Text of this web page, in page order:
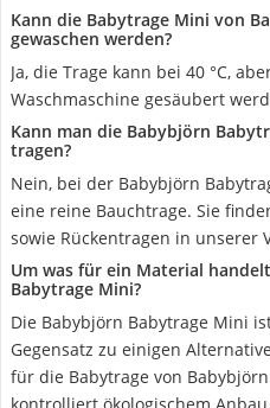
Kann die Babytrage Mini von
gewaschen werden?
Ja, die Trage kann bei 40 °C,
Waschmaschine gesäubert
Kann man die Babybjörn
tragen?
Nein, bei der Babybjörn
eine reine Bauchtrage. Sie
sowie Rückentragen in unserer
Um was für ein Material
Babytrage Mini?
Die Babybjörn Babytrage Mini
Gegensatz zu einigen
für die Babytrage von